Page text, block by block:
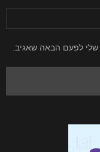
לפעם הבאה שאגיב.